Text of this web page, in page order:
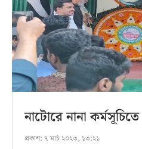
নাটোরে নানা
প্রকাশ: ৭ মার্চ ২০২৩, ১৩:২১